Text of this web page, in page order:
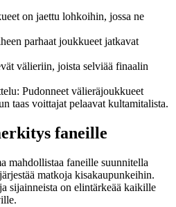
on jaettu lohkoihin, jossa ne
parhaat joukkueet jatkavat
välieriin, joista selviää finaalin
Pudonneet välieräjoukkueet
taas voittajat pelaavat kultamitalista.
faneille
mahdollistaa faneille suunnitella
matkoja kisakaupunkeihin.
sijainneista on elintärkeää kaikille